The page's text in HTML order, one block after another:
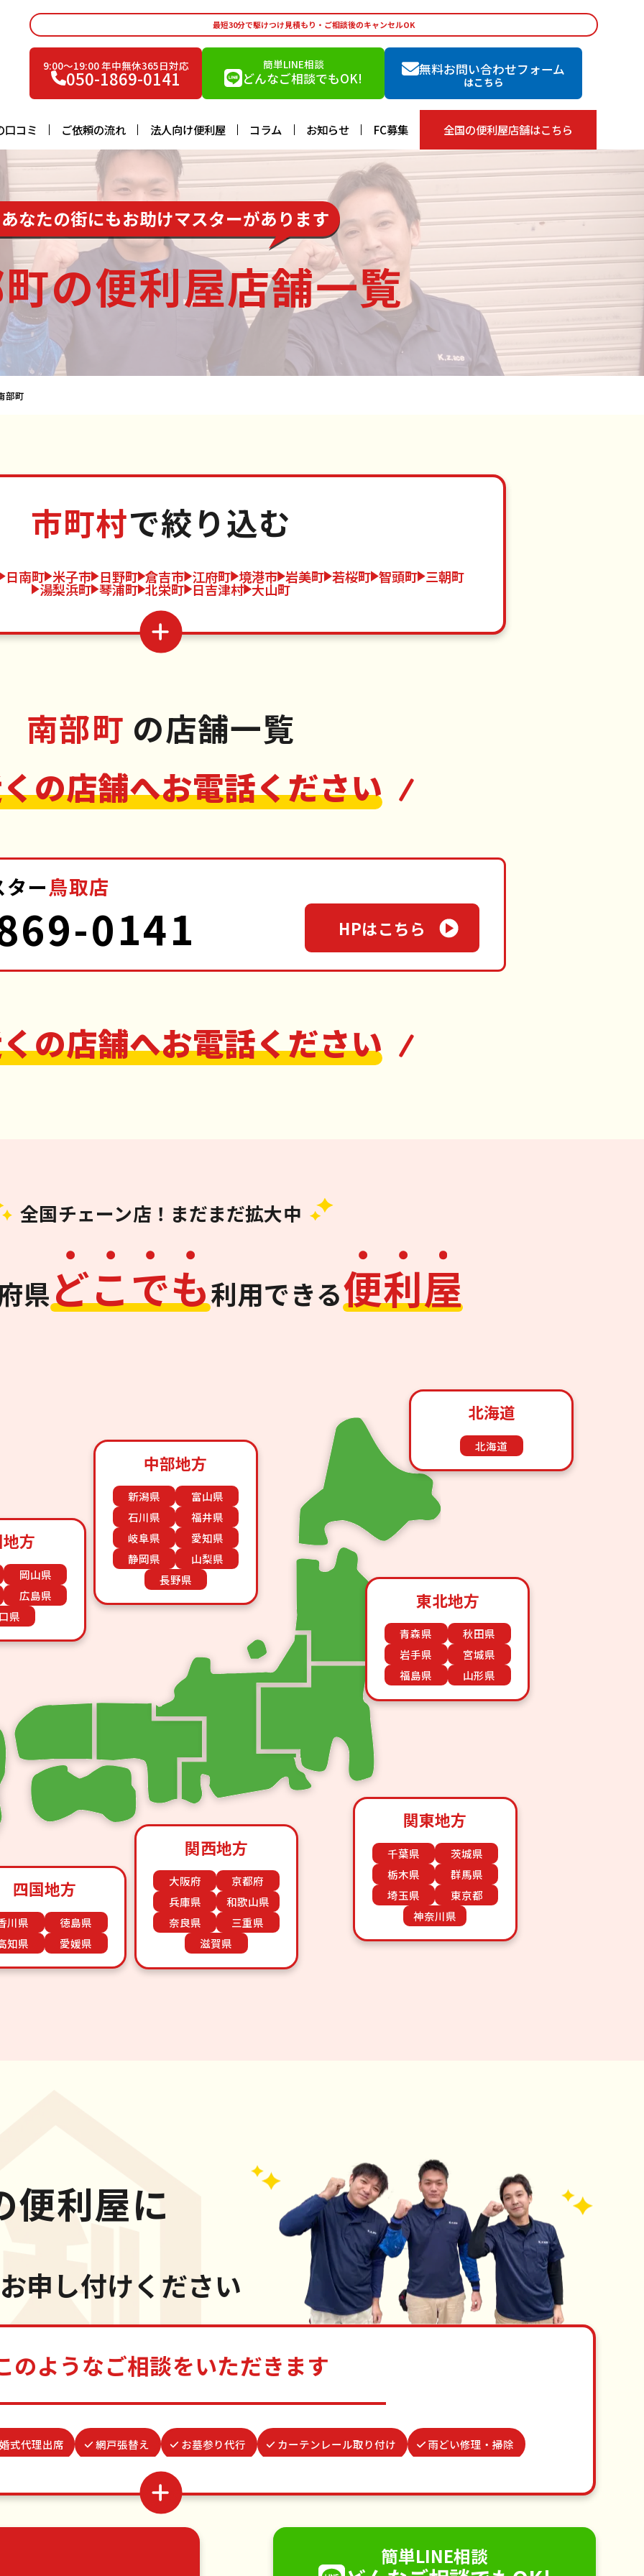
最短30分で駆けつけ見積もり・ご相談後のキャンセルOK
9:00〜19:00 年中無休365日対応
050-1869-0141
簡単LINE相談
どんなご相談でもOK!
無料お問い合わせフォーム
はこちら
口コミ ご依頼の流れ 法人向け便利屋 コラム お知らせ FC募集 全国の便利屋店舗はこちら
あなたの街にもお助けマスターがあります
の便利屋店舗一覧
部町
市町村で絞り込む
日南町 米子市 日野町 倉吉市 江府町 境港市 岩美町 若桜町 智頭町 三朝町
湯梨浜町 琴浦町 北栄町 日吉津村 大山町
南部町 の店舗一覧
の店舗へお電話ください
ー鳥取店
0141 HPはこちら
の店舗へお電話ください
全国チェーン店！まだまだ拡大中
県どこでも利用できる便利屋
北海道
北海道
東北地方
青森県
秋田県
岩手県
宮城県
福島県
山形県
関東地方
千葉県
茨城県
栃木県
群馬県
埼玉県
東京都
神奈川県
中部地方
新潟県
富山県
石川県
福井県
岐阜県
愛知県
静岡県
山梨県
長野県
関西地方
大阪府
京都府
兵庫県
和歌山県
奈良県
三重県
滋賀県
四国地方
川県
徳島県
知県
愛媛県
方
岡山県
広島県
県
便利屋に
お申し付けください
のようなご相談をいただきます
式代理出席 網戸張替え お墓参り代行 カーテンレール取り付け 雨どい修理・掃除
遺品整理・生前整理
つた・ツルの撤去
簡単LINE相談